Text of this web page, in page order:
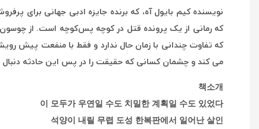
نویسنده کیم بایول آه، که برنده جایزه ادبی جهانی برای
که رمانی از یک پرونده قتل در کوچه پس‌کوچه است. از
که تفاوت چندانی با زمان حال ندارد و فقط با منفعت پیش
می کند و چشمان کسانی که حقیقت را در پس این حادثه دنبال
책소개
이 모두가 우연일 수도 치밀한 계획일 수도 있었다
석양이 내릴 무렵 도성 한복판에서 일어난 살인